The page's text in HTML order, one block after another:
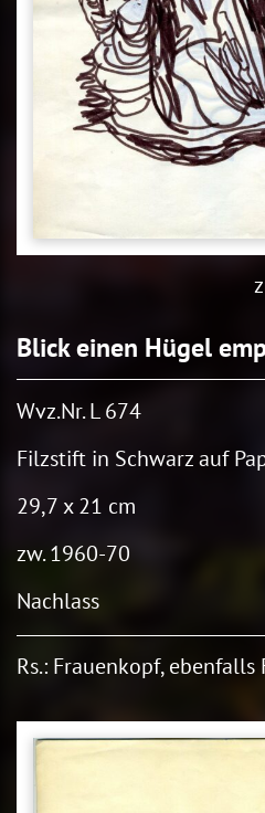
Blick einen Hügel
Wvz.Nr. L 674
Filzstift in Schwarz auf
29,7 x 21 cm
zw. 1960-70
Nachlass
Rs.: Frauenkopf,